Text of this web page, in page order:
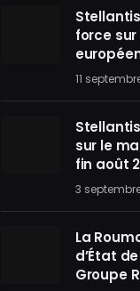
force
11
sur le
fin août
3
La
d’État
Groupe